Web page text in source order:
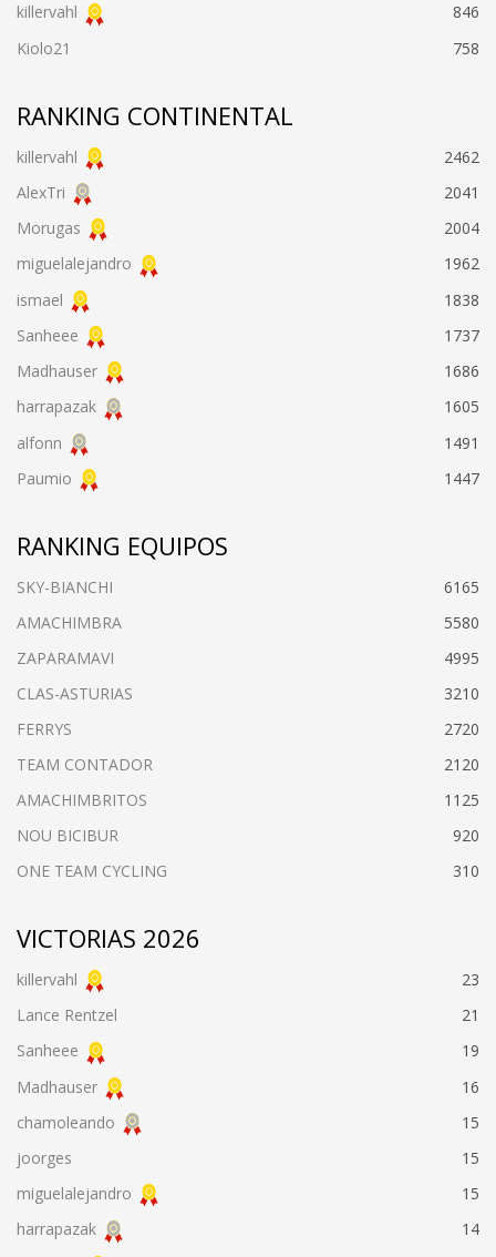
killervahl
846
Kiolo21
758
RANKING CONTINENTAL
killervahl
2462
AlexTri
2041
Morugas
2004
miguelalejandro
1962
ismael
1838
Sanheee
1737
Madhauser
1686
harrapazak
1605
alfonn
1491
Paumio
1447
RANKING EQUIPOS
SKY-BIANCHI
6165
AMACHIMBRA
5580
ZAPARAMAVI
4995
CLAS-ASTURIAS
3210
FERRYS
2720
TEAM CONTADOR
2120
AMACHIMBRITOS
1125
NOU BICIBUR
920
ONE TEAM CYCLING
310
VICTORIAS 2026
killervahl
23
Lance Rentzel
21
Sanheee
19
Madhauser
16
chamoleando
15
joorges
15
miguelalejandro
15
harrapazak
14